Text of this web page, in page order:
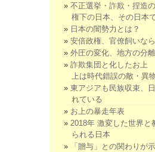
不正選挙・詐欺・捏造
権下の日本、その日本
日本の闇勢力とは？
安倍政権、官僚飼いな
外圧の変化、地方の分
詐欺集団と化したお上
上は時代錯誤の敵・異
東アジアも民族収束、
れている
お上の暴走年表
2018年 激変した世界と
られる日本
「贈与」との関わりが